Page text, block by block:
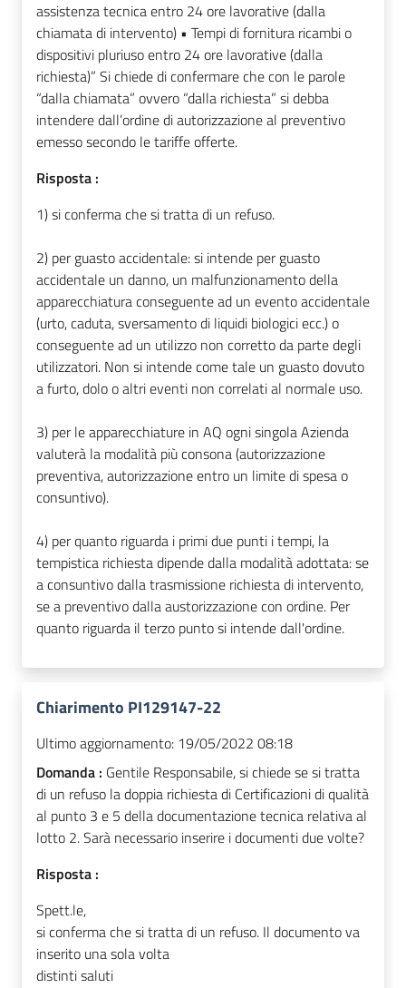
assistenza tecnica entro 24 ore lavorative (dalla
chiamata di intervento) • Tempi di fornitura ricambi o
dispositivi pluriuso entro 24 ore lavorative (dalla
richiesta)” Si chiede di confermare che con le parole
“dalla chiamata” ovvero “dalla richiesta” si debba
intendere dall’ordine di autorizzazione al preventivo
emesso secondo le tariffe offerte.
Risposta :
1) si conferma che si tratta di un refuso.
2) per guasto accidentale: si intende per guasto
accidentale un danno, un malfunzionamento della
apparecchiatura conseguente ad un evento accidentale
(urto, caduta, sversamento di liquidi biologici ecc.) o
conseguente ad un utilizzo non corretto da parte degli
utilizzatori. Non si intende come tale un guasto dovuto
a furto, dolo o altri eventi non correlati al normale uso.
3) per le apparecchiature in AQ ogni singola Azienda
valuterà la modalità più consona (autorizzazione
preventiva, autorizzazione entro un limite di spesa o
consuntivo).
4) per quanto riguarda i primi due punti i tempi, la
tempistica richiesta dipende dalla modalità adottata: se
a consuntivo dalla trasmissione richiesta di intervento,
se a preventivo dalla austorizzazione con ordine. Per
quanto riguarda il terzo punto si intende dall'ordine.
Chiarimento PI129147-22
Ultimo aggiornamento: 19/05/2022 08:18
Domanda : Gentile Responsabile, si chiede se si tratta
di un refuso la doppia richiesta di Certificazioni di qualità
al punto 3 e 5 della documentazione tecnica relativa al
lotto 2. Sarà necessario inserire i documenti due volte?
Risposta :
Spett.le,
si conferma che si tratta di un refuso. Il documento va
inserito una sola volta
distinti saluti